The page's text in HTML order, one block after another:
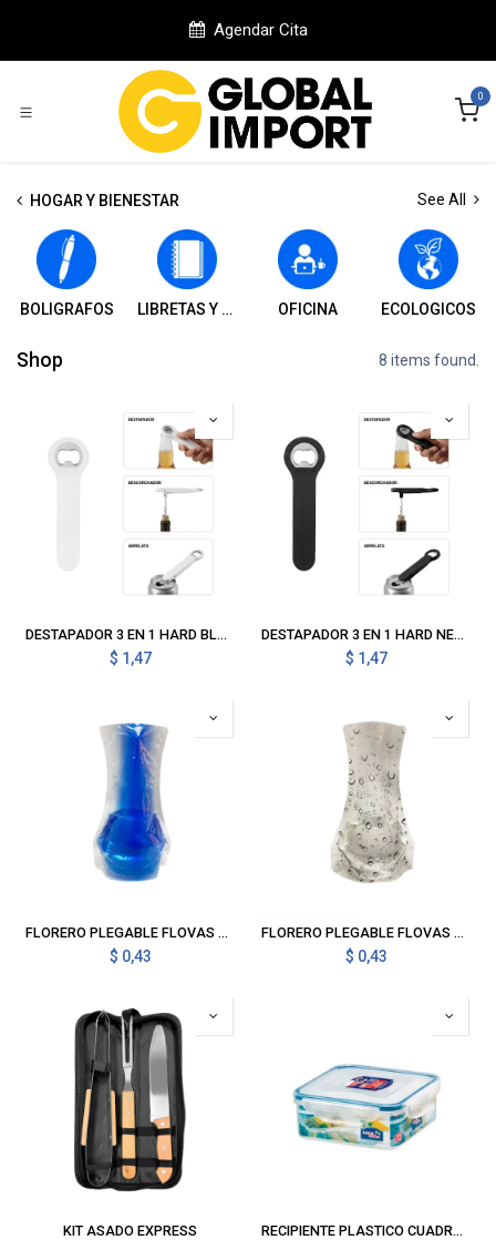
Agendar Cita
0
HOGAR Y BIENESTAR See All
BOLIGRAFOS LIBRETAS Y CUADERNOS OFICINA ECOLOGICOS
Shop 8 items found.
DESTAPADOR 3 EN 1 HARD BLANCO
$ 1,47
DESTAPADOR 3 EN 1 HARD NEGRO
$ 1,47
FLORERO PLEGABLE FLOVAS AZUL
$ 0,43
FLORERO PLEGABLE FLOVAS BLANCO CON NEGRO
$ 0,43
KIT ASADO EXPRESS RECIPIENTE PLASTICO CUADRADO HERMETICO